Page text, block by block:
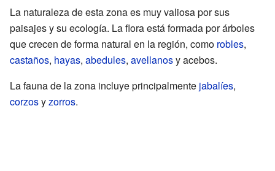
La naturaleza de esta zona es muy valiosa por sus
paisajes y su ecología. La flora está formada por árboles
que crecen de forma natural en la región, como robles,
castaños, hayas, abedules, avellanosy acebos.
La fauna de la zona incluye principalmente jabalíes,
corzosyzorros.